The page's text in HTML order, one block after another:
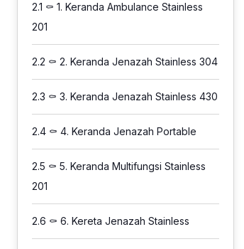
2.1 ⚰️ 1. Keranda Ambulance Stainless
201
2.2 ⚰️ 2. Keranda Jenazah Stainless 304
2.3 ⚰️ 3. Keranda Jenazah Stainless 430
2.4 ⚰️ 4. Keranda Jenazah Portable
2.5 ⚰️ 5. Keranda Multifungsi Stainless
201
2.6 ⚰️ 6. Kereta Jenazah Stainless